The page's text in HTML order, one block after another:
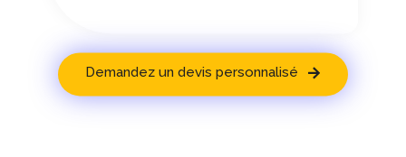
Demandez un devis personnalisé